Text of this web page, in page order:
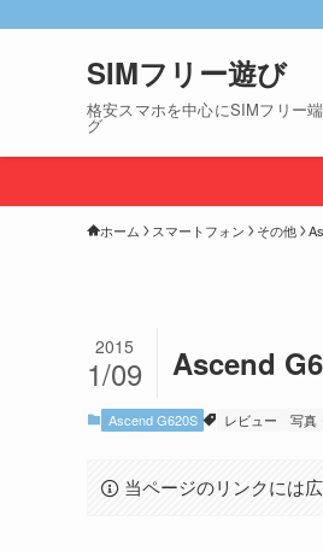
SIMフリー遊び
格安スマホを中心にSIMフリー
グ
ホーム スマートフォン その他
Ascend
2015
1/09
Ascend G620S レビュー 写真
当ページのリンクには